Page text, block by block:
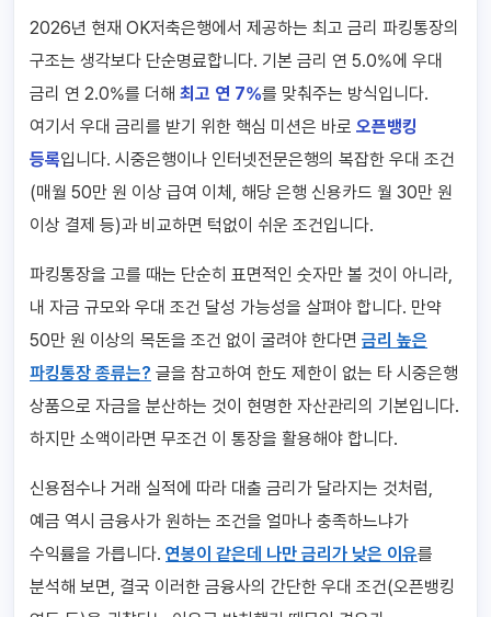
2026년 현재 OK저축은행에서 제공하는 최고 금리 파킹통장의
구조는 생각보다 단순명료합니다. 기본 금리 연 5.0%에 우대
금리 연 2.0%를 더해 최고 연 7%를 맞춰주는 방식입니다.
여기서 우대 금리를 받기 위한 핵심 미션은 바로 오픈뱅킹
등록입니다. 시중은행이나 인터넷전문은행의 복잡한 우대 조건
(매월 50만 원 이상 급여 이체, 해당 은행 신용카드 월 30만 원
이상 결제 등)과 비교하면 턱없이 쉬운 조건입니다.
파킹통장을 고를 때는 단순히 표면적인 숫자만 볼 것이 아니라,
내 자금 규모와 우대 조건 달성 가능성을 살펴야 합니다. 만약
50만 원 이상의 목돈을 조건 없이 굴려야 한다면 금리 높은
파킹통장 종류는? 글을 참고하여 한도 제한이 없는 타 시중은행
상품으로 자금을 분산하는 것이 현명한 자산관리의 기본입니다.
하지만 소액이라면 무조건 이 통장을 활용해야 합니다.
신용점수나 거래 실적에 따라 대출 금리가 달라지는 것처럼,
예금 역시 금융사가 원하는 조건을 얼마나 충족하느냐가
수익률을 가릅니다. 연봉이 같은데 나만 금리가 낮은 이유를
분석해 보면, 결국 이러한 금융사의 간단한 우대 조건(오픈뱅킹